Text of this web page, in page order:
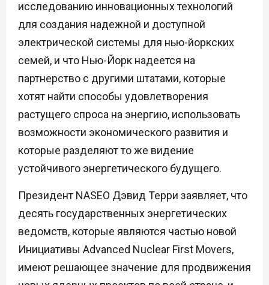
исследованию инновационных технологий
для создания надежной и доступной
электрической системы для нью-йоркских
семей, и что Нью-Йорк надеется на
партнерство с другими штатами, которые
хотят найти способы удовлетворения
растущего спроса на энергию, использовать
возможности экономического развития и
которые разделяют то же видение
устойчивого энергетического будущего.
Президент NASEO Дэвид Терри заявляет, что
десять государственных энергетических
ведомств, которые являются частью новой
Инициативы Advanced Nuclear First Movers,
имеют решающее значение для продвижения